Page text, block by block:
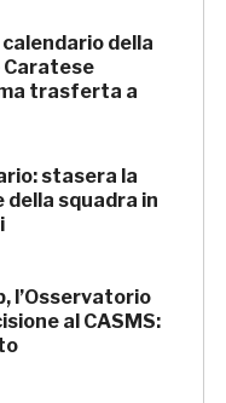
della
Caratese
trasferta a
stasera la
squadra in
l’Osservatorio
al CASMS: